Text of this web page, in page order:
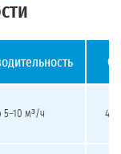
5–10 м³/ч 40